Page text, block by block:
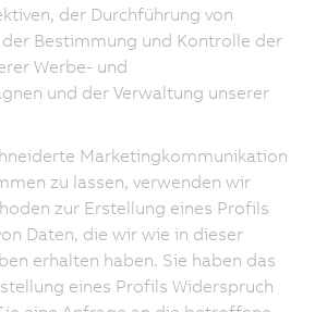
der Durchführung von
Bestimmung und Kontrolle der
Werbe- und
und der Verwaltung unserer
Marketingkommunikation
zu lassen, verwenden wir
zur Erstellung eines Profils
Daten, die wir wie in dieser
erhalten haben. Sie haben das
eines Profils Widerspruch